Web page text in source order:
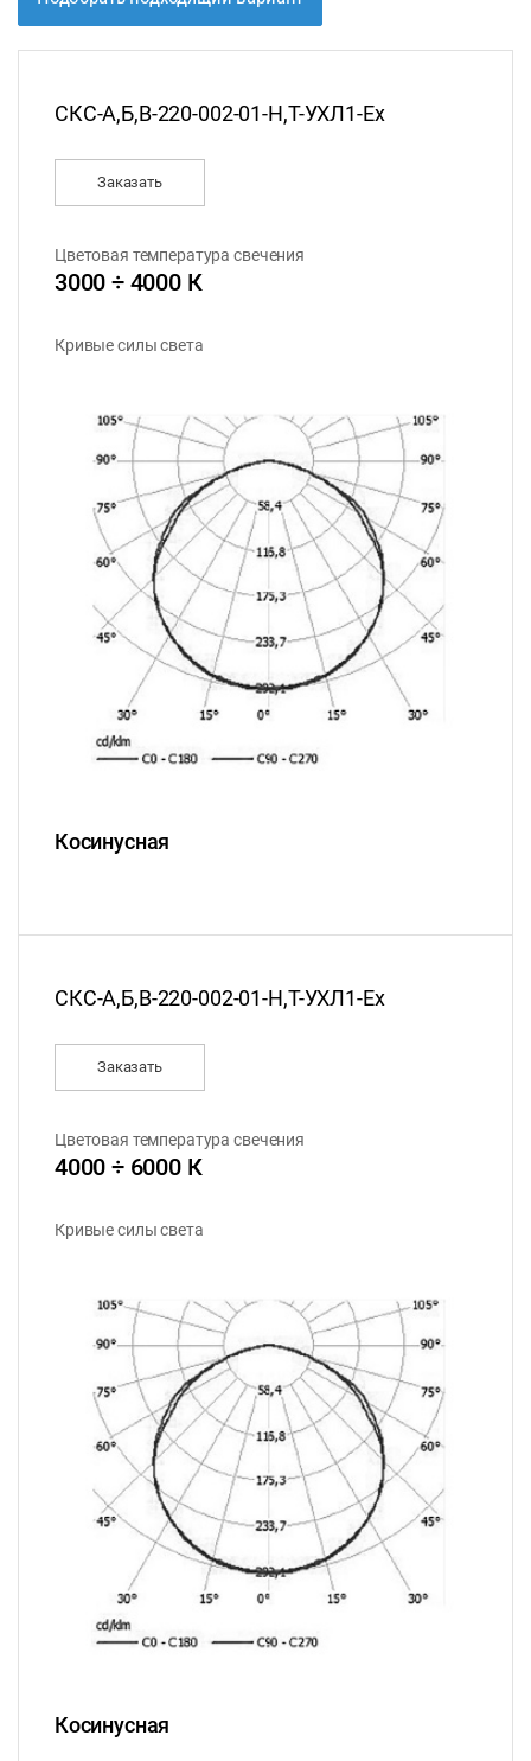
СКС-А,Б,В-220-002-01-Н,Т-УХЛ1-Ех
Заказать
Цветовая температура свечения
3000 ÷ 4000 К
Кривые силы света
Косинусная
СКС-А,Б,В-220-002-01-Н,Т-УХЛ1-Ех
Заказать
Цветовая температура свечения
4000 ÷ 6000 К
Кривые силы света
Косинусная